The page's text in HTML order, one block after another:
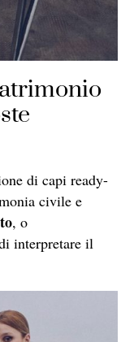
di capi ready-
civile e
, o
interpretare il